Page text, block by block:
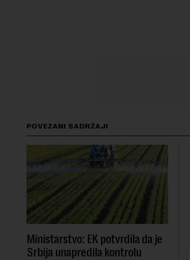
POVEZANI SADRŽAJI
Ministarstvo: EK potvrdila da je
Srbija unapredila kontrolu